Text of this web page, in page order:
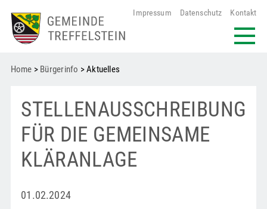
Impressum Datenschutz Kontakt
Home > Bürgerinfo > Aktuelles
STELLENAUSSCHREIBUNG
FÜR DIE GEMEINSAME
KLÄRANLAGE
01.02.2024